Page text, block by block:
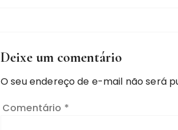
Deixe um comentário
O seu endereço de e-mail não será
Comentário *